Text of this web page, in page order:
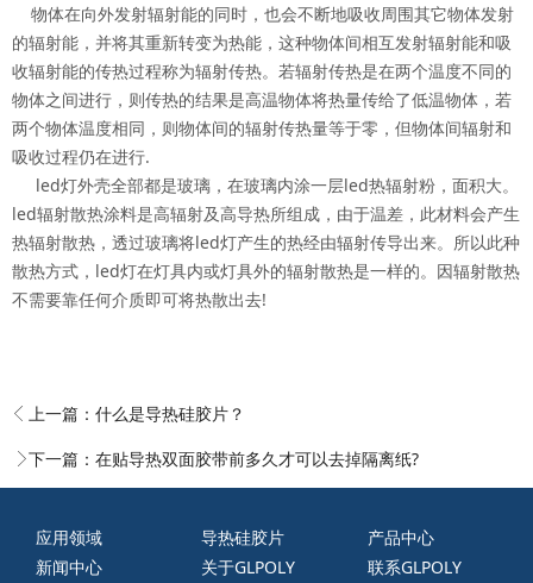
物体在向外发射辐射能的同时，也会不断地吸收周围其它物体发射
的辐射能，并将其重新转变为热能，这种物体间相互发射辐射能和吸
收辐射能的传热过程称为辐射传热。若辐射传热是在两个温度不同的
物体之间进行，则传热的结果是高温物体将热量传给了低温物体，若
两个物体温度相同，则物体间的辐射传热量等于零，但物体间辐射和
吸收过程仍在进行.
led灯外壳全部都是玻璃，在玻璃内涂一层led热辐射粉，面积大。
led辐射散热涂料是高辐射及高导热所组成，由于温差，此材料会产生
热辐射散热，透过玻璃将led灯产生的热经由辐射传导出来。所以此种
散热方式，led灯在灯具内或灯具外的辐射散热是一样的。因辐射散热
不需要靠任何介质即可将热散出去!
上一篇： 什么是导热硅胶片？
下一篇： 在贴导热双面胶带前多久才可以去掉隔离纸?
应用领域 导热硅胶片
产品中心
新闻中心
关于GLPOLY 联系GLPOLY